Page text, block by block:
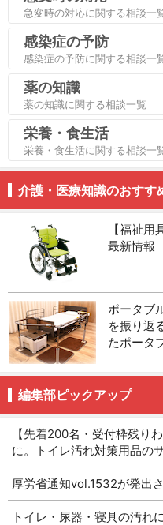
急変時の対応に関する相談一
感染症の予防
感染症の予防に関する相談一
薬の知識
薬の知識に関する相談一覧
栄養・食生活
栄養・食生活に関する相談一
介護・医療知識のおすす
【福祉
最新情報
ポータブ
を振り返
たポータ
編集部ピックアップ
【先着200名・受付枠残り
に。トイレ汚れ対策用品の
厚労省通知vol.1532が発出
トイレ・尿器・寝具の汚れ